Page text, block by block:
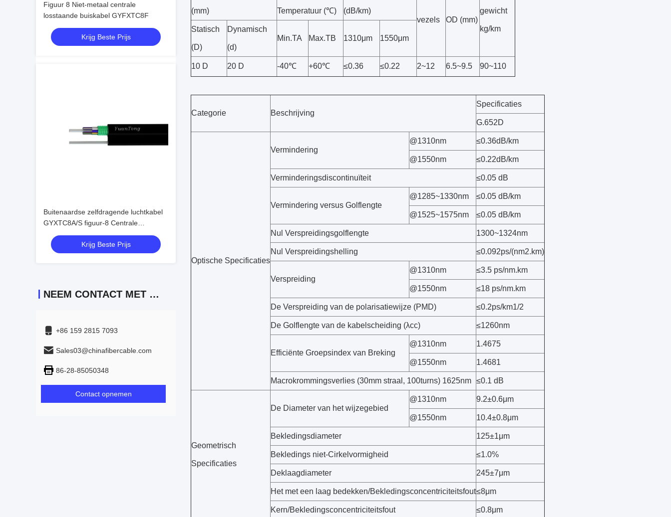
Figuur 8 Niet-metaal centrale
losstaande buiskabel GYFXTC8F
Krijg Beste Prijs
Buitenaardse zelfdragende luchtkabel
GYXTC8A/S figuur-8 Centrale
losstaande buis
Krijg Beste Prijs
NEEM CONTACT MET ONS OP
+86 159 2815 7093
Sales03@chinafibercable.com
86-28-85050348
Contact opnemen
(mm) Temperatuur (℃)
(dB/km)
vezels
OD (mm)
gewicht
kg/km
Statisch
(D)
Dynamisch
(d)
Min.TA Max.TB 1310μm 1550μm
10 D 20 D -40℃ +60℃ ≤0.36 ≤0.22 2~12 6.5~9.5 90~110
Categorie Beschrijving
Specificaties
G.652D
Optische Specificaties
Vermindering
@1310nm ≤0.36dB/km
@1550nm ≤0.22dB/km
Verminderingsdiscontinuïteit ≤0.05 dB
Vermindering versus Golflengte
@1285~1330nm ≤0.05 dB/km
@1525~1575nm ≤0.05 dB/km
Nul Verspreidingsgolflengte 1300~1324nm
Nul Verspreidingshelling ≤0.092ps/(nm2.km)
Verspreiding
@1310nm ≤3.5 ps/nm.km
@1550nm ≤18 ps/nm.km
De Verspreiding van de polarisatiewijze (PMD) ≤0.2ps/km1/2
De Golflengte van de kabelscheiding (λcc) ≤1260nm
Efficiënte Groepsindex van Breking
@1310nm 1.4675
@1550nm 1.4681
Macrokrommingsverlies (30mm straal, 100turns) 1625nm ≤0.1 dB
Geometrisch
Specificaties
De Diameter van het wijzegebied
@1310nm 9.2±0.6μm
@1550nm 10.4±0.8μm
Bekledingsdiameter 125±1μm
Bekledings niet-Cirkelvormigheid ≤1.0%
Deklaagdiameter 245±7μm
Het met een laag bedekken/Bekledingsconcentriciteitsfout≤8μm
Kern/Bekledingsconcentriciteitsfout ≤0.8μm